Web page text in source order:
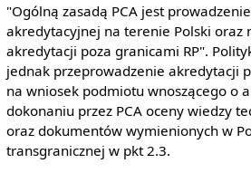
"Ogólną zasadą PCA jest
akredytacyjnej na terenie Polski oraz
akredytacji poza granicami RP".
jednak przeprowadzenie akredytacji
na wniosek podmiotu wnoszącego o
dokonaniu przez PCA oceny wiedzy
oraz dokumentów wymienionych w
transgranicznej w pkt 2.3.